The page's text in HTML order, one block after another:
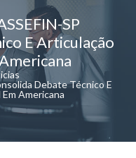
SP
E Articulação
Debate Técnico E
Americana